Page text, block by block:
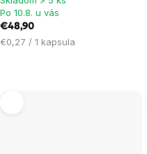
z
5
hviezdičiek.
Po 10.8. u vás
€48,90
Jednotková
€0,27 / 1 kapsula